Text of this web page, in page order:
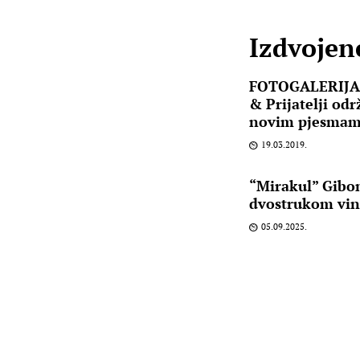
& Prijatelji
novim
19.03.2019.
“Mirakul”
dvostrukom
05.09.2025.